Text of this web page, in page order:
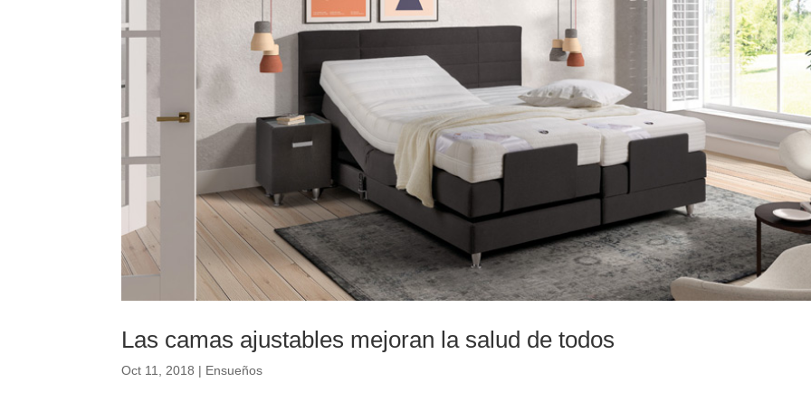
Las camas ajustables mejoran la salud de todos
Oct 11, 2018 | Ensueños